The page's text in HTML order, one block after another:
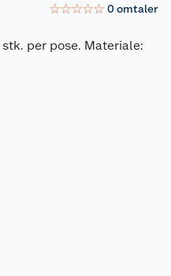
☆☆☆☆☆ 0omtaler
per pose. Materiale: